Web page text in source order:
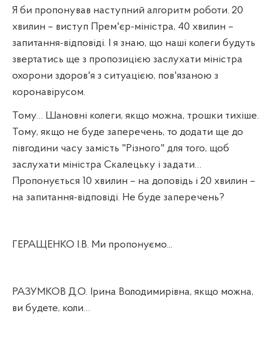
Я би пропонував наступний алгоритм роботи. 20
хвилин – виступ Прем'єр-міністра, 40 хвилин –
запитання-відповіді. І я знаю, що наші колеги будуть
звертатись ще з пропозицією заслухати міністра
охорони здоров'я з ситуацією, пов'язаною з
коронавірусом.
Тому… Шановні колеги, якщо можна, трошки тихіше.
Тому, якщо не буде заперечень, то додати ще до
півгодини часу замість "Різного" для того, щоб
заслухати міністра Скалецьку і задати…
Пропонується 10 хвилин – на доповідь і 20 хвилин –
на запитання-відповіді. Не буде заперечень?
ГЕРАЩЕНКО І.В. Ми пропонуємо...
РАЗУМКОВ Д.О. Ірина Володимирівна, якщо можна,
ви будете, коли…